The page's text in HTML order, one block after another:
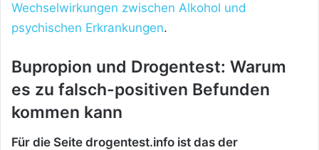
Wechselwirkungen zwischen Alkohol und
psychischen Erkrankungen.
Bupropion und Drogentest: Warum
es zu falsch-positiven Befunden
kommen kann
Für die Seite drogentest.info ist das der